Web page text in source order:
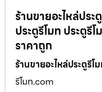
ร้านขายอะไหล่ปร
ประตูรีโมท ประตู
ราคาถูก
ร้านขายอะไหล่ประตูรีโ
รีโมท.com